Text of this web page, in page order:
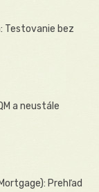
Testovanie bez
a neustále
Prehľad